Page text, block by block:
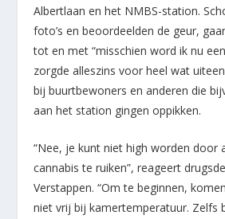
Albertlaan en het NMBS-station.
foto’s en beoordeelden de geur,
tot en met “misschien word ik nu
zorgde alleszins voor heel wat
bij buurtbewoners en anderen die
aan het station gingen oppikken.
“Nee, je kunt niet high worden door
cannabis te ruiken”, reageert
Verstappen. “Om te beginnen,
niet vrij bij kamertemperatuur. Zelfs